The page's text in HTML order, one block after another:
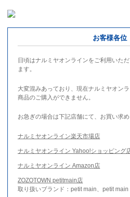
お客様各位
日頃はナルミヤオンラインをご利用いた
ます。
大変混みあっており、現在ナルミヤオン
商品のご購入ができません。
お急ぎの場合は下記店舗にて、お買い求め
ナルミヤオンライン楽天市場店
ナルミヤオンライン Yahoo!ショッピング
ナルミヤオンライン Amazon店
ZOZOTOWN petitmain店
取り扱いブランド：petit main、petit main